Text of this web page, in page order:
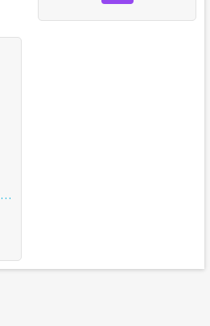
геометрии даш полная версия